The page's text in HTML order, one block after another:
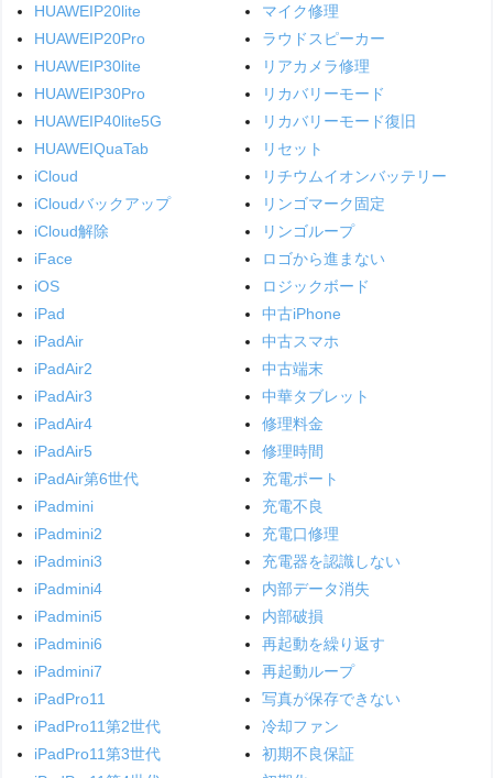
HUAWEIP20lite
HUAWEIP20Pro
HUAWEIP30lite
HUAWEIP30Pro
HUAWEIP40lite5G
HUAWEIQuaTab
iCloud
iCloudバックアップ
iCloud解除
iFace
iOS
iPad
iPadAir
iPadAir2
iPadAir3
iPadAir4
iPadAir5
iPadAir第6世代
iPadmini
iPadmini2
iPadmini3
iPadmini4
iPadmini5
iPadmini6
iPadmini7
iPadPro11
iPadPro11第2世代
iPadPro11第3世代
マイク修理
ラウドスピーカー
リアカメラ修理
リカバリーモード
リカバリーモード復旧
リセット
リチウムイオンバッテリー
リンゴマーク固定
リンゴループ
ロゴから進まない
ロジックボード
中古iPhone
中古スマホ
中古端末
中華タブレット
修理料金
修理時間
充電ポート
充電不良
充電口修理
充電器を認識しない
内部データ消失
内部破損
再起動を繰り返す
再起動ループ
写真が保存できない
冷却ファン
初期不良保証